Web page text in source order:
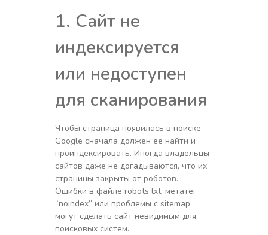
1. Сайт не
индексируется
или недоступен
для сканирования
Чтобы страница появилась в поиске,
Google сначала должен её найти и
проиндексировать. Иногда владельцы
сайтов даже не догадываются, что их
страницы закрыты от роботов.
Ошибки в файле robots.txt, метатег
“noindex” или проблемы с sitemap
могут сделать сайт невидимым для
поисковых систем.